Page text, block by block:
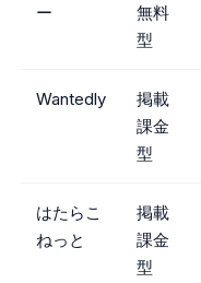
ー
無料
型
Wantedly
掲載
課金
型
はたらこ
ねっと
掲載
課金
型